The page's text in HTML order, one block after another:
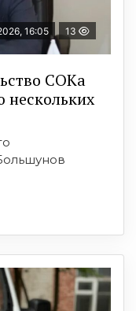
16:05 13
СОКа
нескольких